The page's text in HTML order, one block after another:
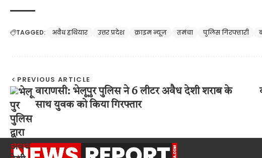
TAGGED: अवैध हथियार उत्तर प्रदेश क्राइम न्यूज़ तमंचा पुलिस गिरफ्तारी
PREVIOUS ARTICLE
वाराणसी: भेलूपुर पुलिस ने 6 लीटर अवैध देशी शराब के
साथ युवक को किया गिरफ्तार